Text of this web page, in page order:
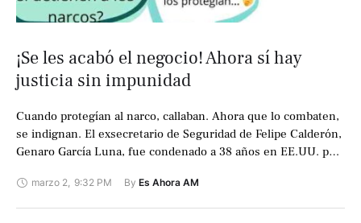
¡Se les acabó el negocio! Ahora sí hay
justicia sin impunidad
Cuando protegían al narco, callaban. Ahora que lo combaten,
se indignan. El exsecretario de Seguridad de Felipe Calderón,
Genaro García Luna, fue condenado a 38 años en EE.UU. por
marzo 2, 9:32 PM By Es Ahora AM